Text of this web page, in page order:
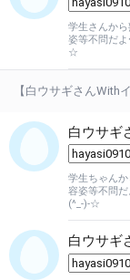
学生さんか
姿等不問だ
☆
【白ウサギさんWith
白ウサギ
学生ちゃん
容姿等不問
(^_-)-☆
白ウサギ